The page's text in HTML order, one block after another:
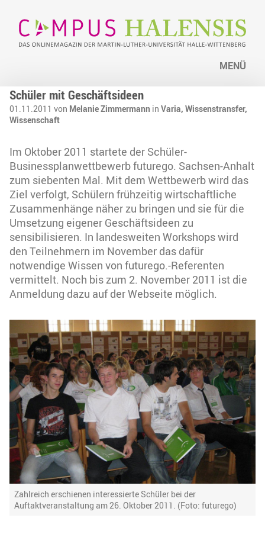
MENÜ
Schüler mit Geschäftsideen
01.11.2011 von Melanie Zimmermann in Varia, Wissenstransfer,
Wissenschaft
Im Oktober 2011 startete der Schüler-
Businessplanwettbewerb futurego. Sachsen-Anhalt
zum siebenten Mal. Mit dem Wettbewerb wird das
Ziel verfolgt, Schülern frühzeitig wirtschaftliche
Zusammenhänge näher zu bringen und sie für die
Umsetzung eigener Geschäftsideen zu
sensibilisieren. In landesweiten Workshops wird
den Teilnehmern im November das dafür
notwendige Wissen von futurego.-Referenten
vermittelt. Noch bis zum 2. November 2011 ist die
Anmeldung dazu auf der Webseite möglich.
Zahlreich erschienen interessierte Schüler bei der
Auftaktveranstaltung am 26. Oktober 2011. (Foto: futurego)